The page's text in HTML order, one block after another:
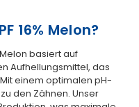
16% Melon?
basiert auf
Aufhellungsmittel, das
einem optimalen pH-
den Zähnen. Unser